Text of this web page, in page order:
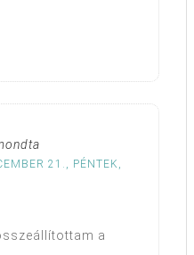
21., PÉNTEK,
a